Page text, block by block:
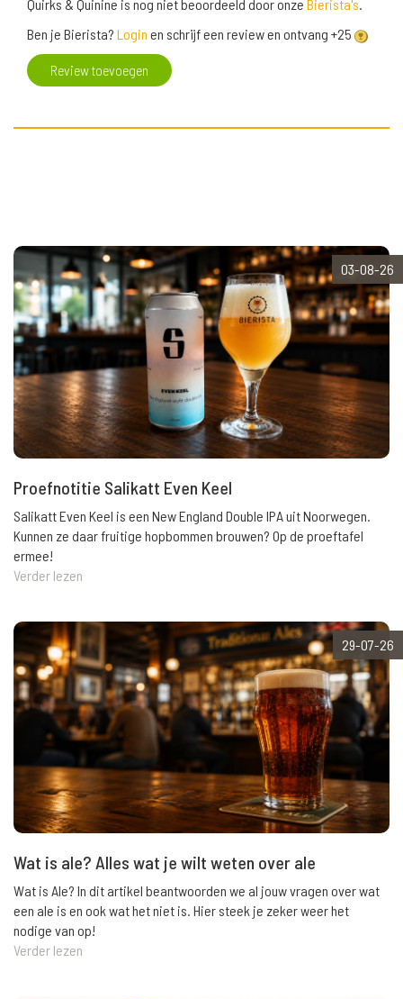
Quirks & Quinine is nog niet beoordeeld door onze Bierista's.
Ben je Bierista? Login en schrijf een review en ontvang +25
Review toevoegen
03-08-26
Proefnotitie Salikatt Even Keel
Salikatt Even Keel is een New England Double IPA uit Noorwegen.
Kunnen ze daar fruitige hopbommen brouwen? Op de proeftafel
ermee!
Verder lezen
29-07-26
Wat is ale? Alles wat je wilt weten over ale
Wat is Ale? In dit artikel beantwoorden we al jouw vragen over wat
een ale is en ook wat het niet is. Hier steek je zeker weer het
nodige van op!
Verder lezen